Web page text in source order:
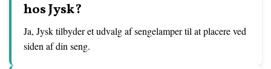
hos Jysk?
Ja, Jysk tilbyder et udvalg af sengelamper til at placere ved
siden af ​​din seng.